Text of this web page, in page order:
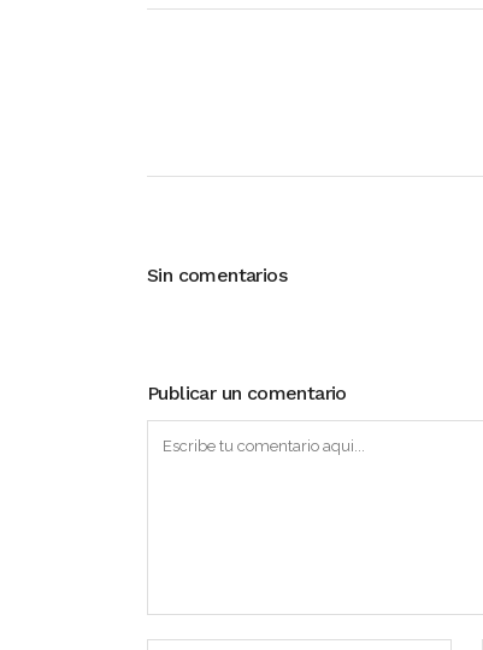
Sin comentarios
Publicar un comentario